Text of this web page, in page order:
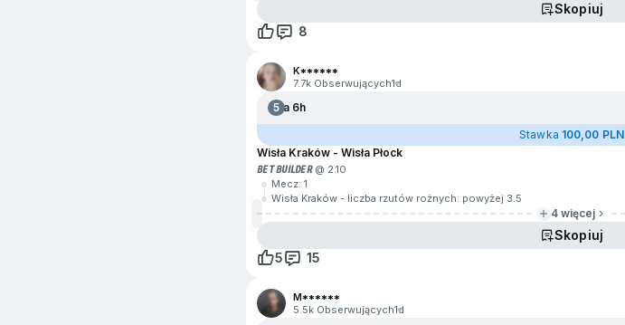
Skopiuj
8
K******
7.7k Obserwujących1d
5Za 6h
Stawka 100,00 PLN
Wisła Kraków - Wisła Płock
BET BUILDER@ 2.10
Mecz: 1
Wisła Kraków - liczba rzutów rożnych: powyżej 3.5
4 więcej
Skopiuj
5
15
M******
5.5k Obserwujących1d